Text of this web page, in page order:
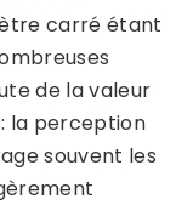
carré étant
de la valeur
la perception
souvent les